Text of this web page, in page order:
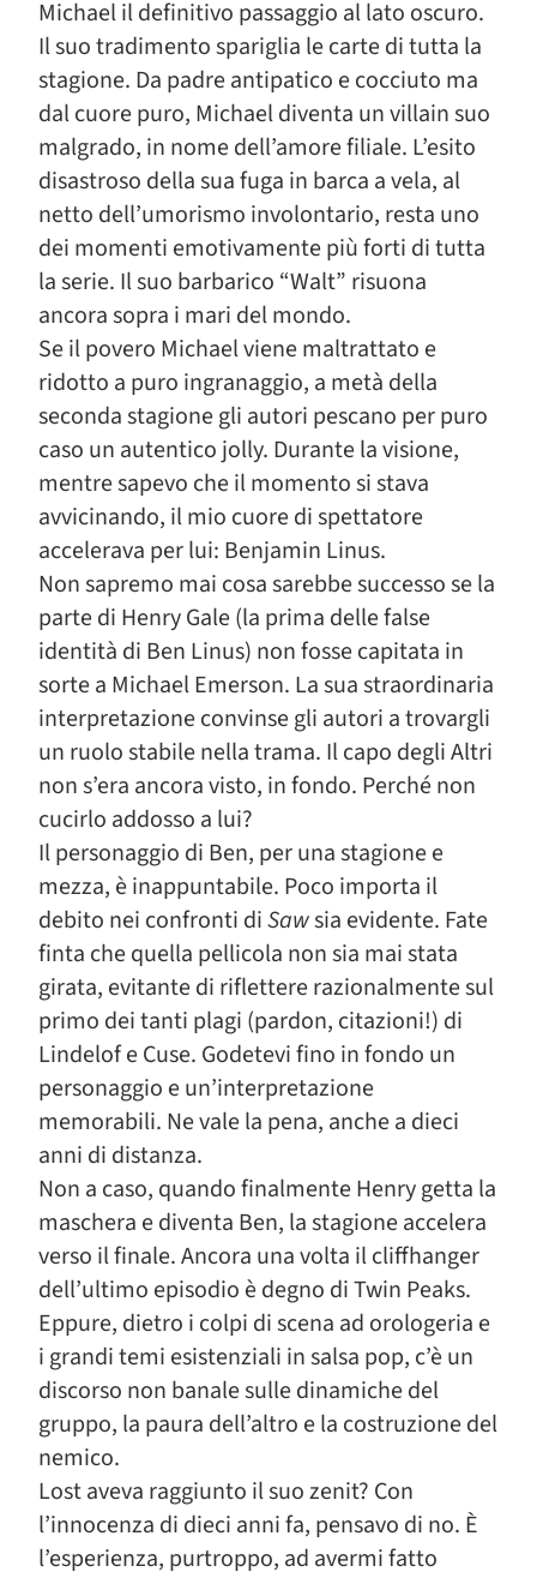
Michael il definitivo passaggio al lato oscuro.
Il suo tradimento spariglia le carte di tutta la
stagione. Da padre antipatico e cocciuto ma
dal cuore puro, Michael diventa un villain suo
malgrado, in nome dell’amore filiale. L’esito
disastroso della sua fuga in barca a vela, al
netto dell’umorismo involontario, resta uno
dei momenti emotivamente più forti di tutta
la serie. Il suo barbarico “Walt” risuona
ancora sopra i mari del mondo.
Se il povero Michael viene maltrattato e
ridotto a puro ingranaggio, a metà della
seconda stagione gli autori pescano per puro
caso un autentico jolly. Durante la visione,
mentre sapevo che il momento si stava
avvicinando, il mio cuore di spettatore
accelerava per lui: Benjamin Linus.
Non sapremo mai cosa sarebbe successo se la
parte di Henry Gale (la prima delle false
identità di Ben Linus) non fosse capitata in
sorte a Michael Emerson. La sua straordinaria
interpretazione convinse gli autori a trovargli
un ruolo stabile nella trama. Il capo degli Altri
non s’era ancora visto, in fondo. Perché non
cucirlo addosso a lui?
Il personaggio di Ben, per una stagione e
mezza, è inappuntabile. Poco importa il
debito nei confronti diSawsia evidente. Fate
finta che quella pellicola non sia mai stata
girata, evitante di riflettere razionalmente sul
primo dei tanti plagi (pardon, citazioni!) di
Lindelof e Cuse. Godetevi fino in fondo un
personaggio e un’interpretazione
memorabili. Ne vale la pena, anche a dieci
anni di distanza.
Non a caso, quando finalmente Henry getta la
maschera e diventa Ben, la stagione accelera
verso il finale. Ancora una volta il cliffhanger
dell’ultimo episodio è degno di Twin Peaks.
Eppure, dietro i colpi di scena ad orologeria e
i grandi temi esistenziali in salsa pop, c’è un
discorso non banale sulle dinamiche del
gruppo, la paura dell’altro e la costruzione del
nemico.
Lost aveva raggiunto il suo zenit? Con
l’innocenza di dieci anni fa, pensavo di no. È
l’esperienza, purtroppo, ad avermi fatto